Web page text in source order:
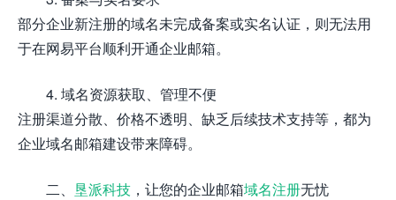
部分企业新注册的域名未完成备案或实名认证，则无法用
于在网易平台顺利开通企业邮箱。
4. 域名资源获取、管理不便
注册渠道分散、价格不透明、缺乏后续技术支持等，都为
企业域名邮箱建设带来障碍。
二、 垦派科技 ，让您的企业邮箱域名注册无忧